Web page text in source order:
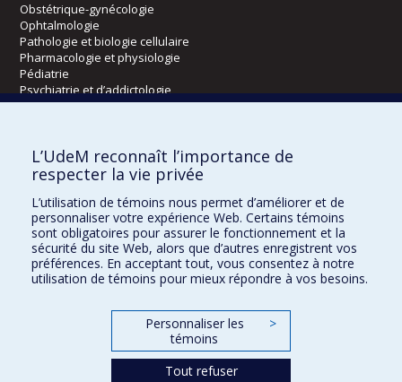
Obstétrique-gynécologie
Ophtalmologie
Pathologie et biologie cellulaire
Pharmacologie et physiologie
Pédiatrie
Psychiatrie et d’addictologie
Radiologie, radio-oncologie et médecine nucléaire
Écoles
Orthophonie et audiologie
Réadaptation
Directions
L’UdeM reconnaît l’importance de
respecter la vie privée
L’utilisation de témoins nous permet d’améliorer et de
personnaliser votre expérience Web. Certains témoins
sont obligatoires pour assurer le fonctionnement et la
sécurité du site Web, alors que d’autres enregistrent vos
préférences. En acceptant tout, vous consentez à notre
utilisation de témoins pour mieux répondre à vos besoins.
Personnaliser les
témoins
>
Tout refuser